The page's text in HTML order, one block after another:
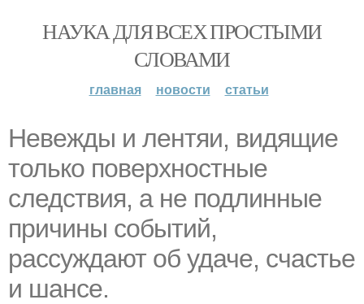
НАУКА ДЛЯ ВСЕХ ПРОСТЫМИ
СЛОВАМИ
главная новости статьи
Heвежды и лентяи, видящие
только поверхностные
следствия, а не подлинные
причины событий,
рассуждают об удаче, счастье
и шансе.